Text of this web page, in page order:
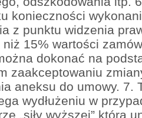
konieczności
z punktu widzenia
niż 15% wartości
dokonać na
zaakceptowaniu
aneksu do umowy. 7.
wydłużeniu w
„siły wyższej” która